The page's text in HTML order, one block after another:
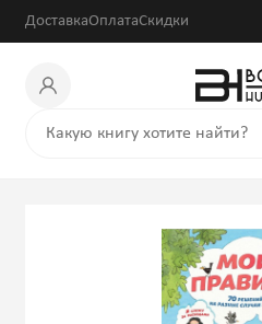
ДоставкаОплатаСкидки